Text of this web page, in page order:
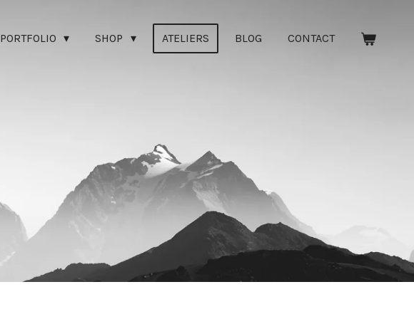
PORTFOLIO SHOP ATELIERS BLOG CONTACT